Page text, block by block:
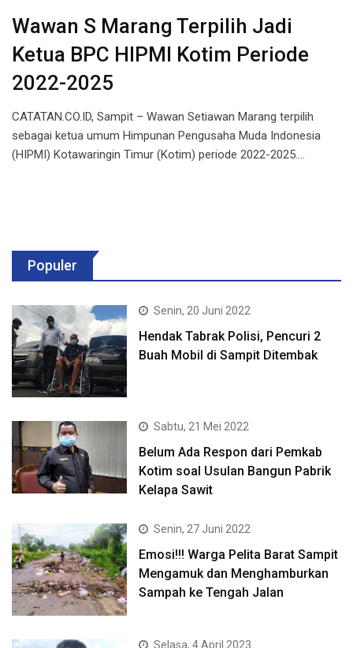
Wawan S Marang Terpilih Jadi
Ketua BPC HIPMI Kotim Periode
2022-2025
CATATAN.CO.ID, Sampit – Wawan Setiawan Marang terpilih
sebagai ketua umum Himpunan Pengusaha Muda Indonesia
(HIPMI) Kotawaringin Timur (Kotim) periode 2022-2025.…
Populer
Senin, 20 Juni 2022
Hendak Tabrak Polisi, Pencuri 2
Buah Mobil di Sampit Ditembak
Sabtu, 21 Mei 2022
Belum Ada Respon dari Pemkab
Kotim soal Usulan Bangun Pabrik
Kelapa Sawit
Senin, 27 Juni 2022
Emosi!!! Warga Pelita Barat Sampit
Mengamuk dan Menghamburkan
Sampah ke Tengah Jalan
Selasa, 4 April 2023